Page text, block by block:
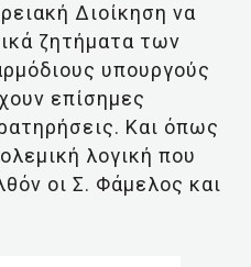
Διοίκηση να
ζητήματα των
υπουργούς
επίσημες
Και όπως
λογική που
οι Σ. Φάμελος και